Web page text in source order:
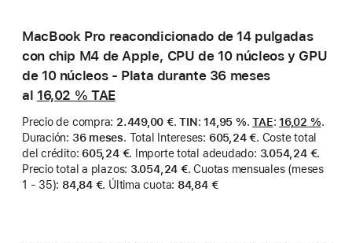
MacBook Pro reacondicionado de 14 pulgadas
con chip M4 de Apple, CPU de 10 núcleos y GPU
de 10 núcleos - Plata durante 36 meses
al 16,02 % TAE
Precio de compra: 2.449,00 €.TIN: 14,95 %.TAE: 16,02 %.
Duración: 36 meses. Total Intereses: 605,24 €. Coste total
del crédito: 605,24 €. Importe total adeudado: 3.054,24 €.
Precio total a plazos: 3.054,24 €.Cuotas mensuales (meses
1 - 35): 84,84 €. Última cuota: 84,84 €